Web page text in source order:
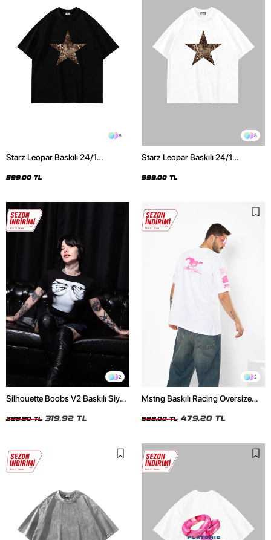
8
Starz Leopar Baskılı 24/1
599,00 TL
8
Starz Leopar Baskılı 24/1
599,00 TL
2
Silhouette Boobs V2 Baskılı Siyah
399,90 TL 319,92 TL
2
Mstng Baskılı Racing Oversize
599,00 TL 479,20 TL